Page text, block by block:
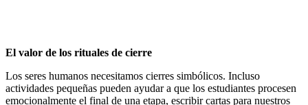
El valor de los rituales de cierre
Los seres humanos necesitamos cierres simbólicos. Incluso
actividades pequeñas pueden ayudar a que los estudiantes procesen
emocionalmente el final de una etapa, escribir cartas para nuestros